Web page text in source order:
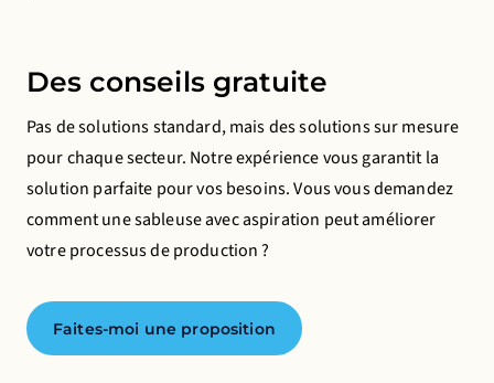
Des conseils gratuite
Pas de solutions standard, mais des solutions sur mesure
pour chaque secteur. Notre expérience vous garantit la
solution parfaite pour vos besoins. Vous vous demandez
comment une sableuse avec aspiration peut améliorer
votre processus de production ?
Faites-moi une proposition
Ils nous permettent de contrôler et d'améliorer les
l'expérience des utilisateurs de manière anonyme.
Cookies publicitaires
Cela nous permet de vous présenter des publicités
pertinentes sur des sites web et des applis de tiers,
La désactivation de certains cookies peut